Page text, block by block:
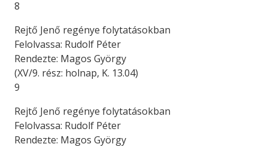
8
Rejtő Jenő regénye folytatásokban
Felolvassa: Rudolf Péter
Rendezte: Magos György
(XV/9. rész: holnap, K. 13.04)
9
Rejtő Jenő regénye folytatásokban
Felolvassa: Rudolf Péter
Rendezte: Magos György